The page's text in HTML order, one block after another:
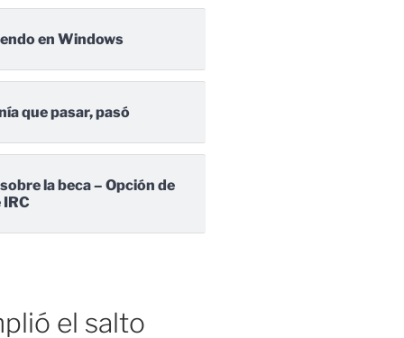
en Windows
que pasar, pasó
la beca – Opción de
el salto